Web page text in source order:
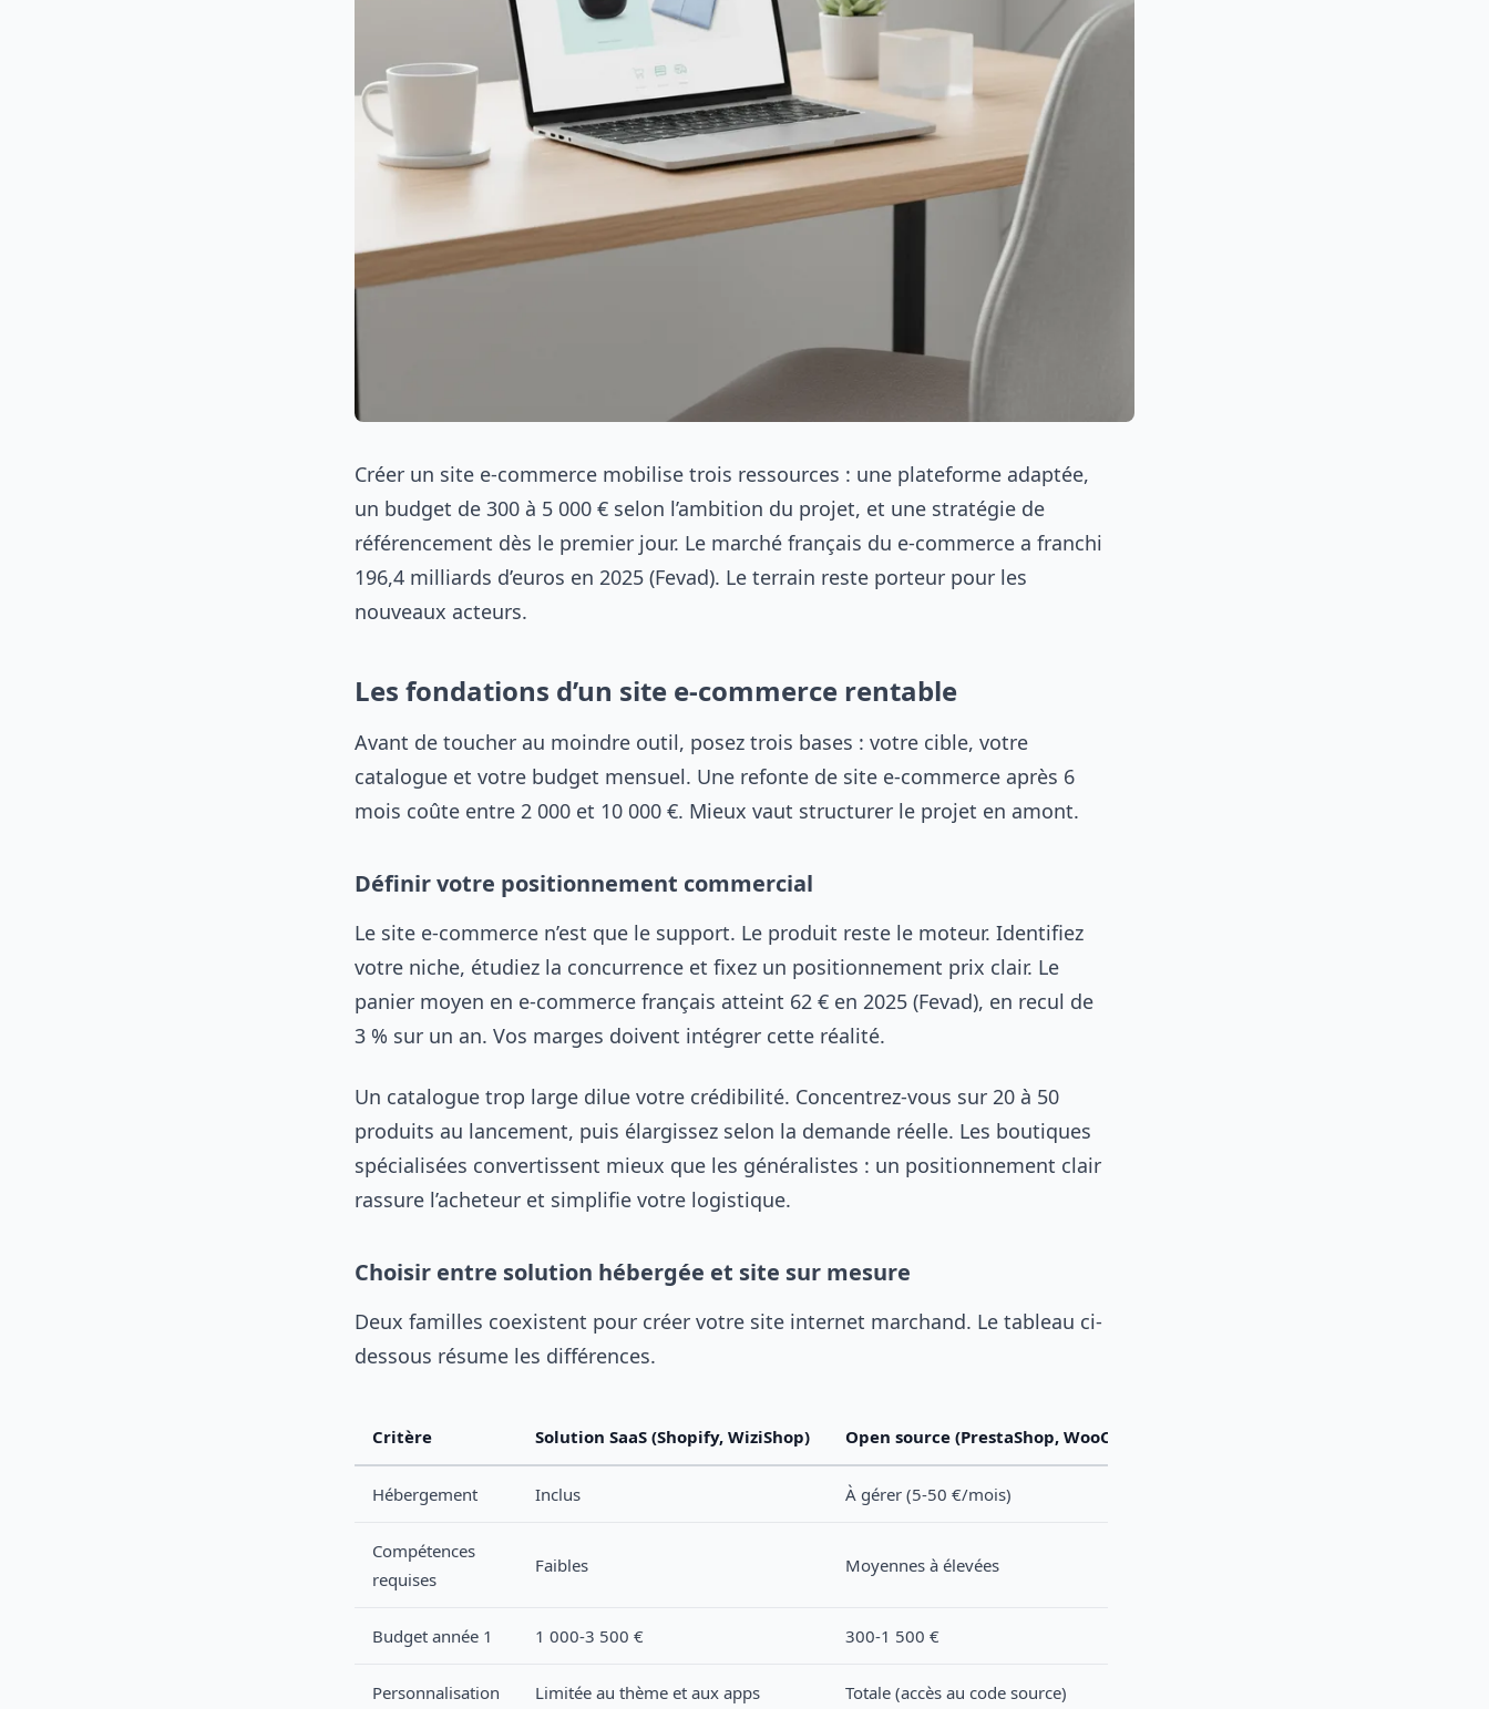
Créer un site e-commerce mobilise trois ressources : une plateforme adaptée,
un budget de 300 à 5 000 € selon l’ambition du projet, et une stratégie de
référencement dès le premier jour. Le marché français du e-commerce a franchi
196,4 milliards d’euros en 2025 (Fevad). Le terrain reste porteur pour les
nouveaux acteurs.
Les fondations d’un site e-commerce rentable
Avant de toucher au moindre outil, posez trois bases : votre cible, votre
catalogue et votre budget mensuel. Une refonte de site e-commerce après 6
mois coûte entre 2 000 et 10 000 €. Mieux vaut structurer le projet en amont.
Définir votre positionnement commercial
Le site e-commerce n’est que le support. Le produit reste le moteur. Identifiez
votre niche, étudiez la concurrence et fixez un positionnement prix clair. Le
panier moyen en e-commerce français atteint 62 € en 2025 (Fevad), en recul de
3 % sur un an. Vos marges doivent intégrer cette réalité.
Un catalogue trop large dilue votre crédibilité. Concentrez-vous sur 20 à 50
produits au lancement, puis élargissez selon la demande réelle. Les boutiques
spécialisées convertissent mieux que les généralistes : un positionnement clair
rassure l’acheteur et simplifie votre logistique.
Choisir entre solution hébergée et site sur mesure
Deux familles coexistent pour créer votre site internet marchand. Le tableau ci-
dessous résume les différences.
Critère Solution SaaS (Shopify, WiziShop) Open source (PrestaShop, WooCommerce)
Hébergement Inclus À gérer (5-50 €/mois)
Compétences
requises
Faibles Moyennes à élevées
Budget année 1 1 000-3 500 € 300-1 500 €
Personnalisation Limitée au thème et aux apps Totale (accès au code source)